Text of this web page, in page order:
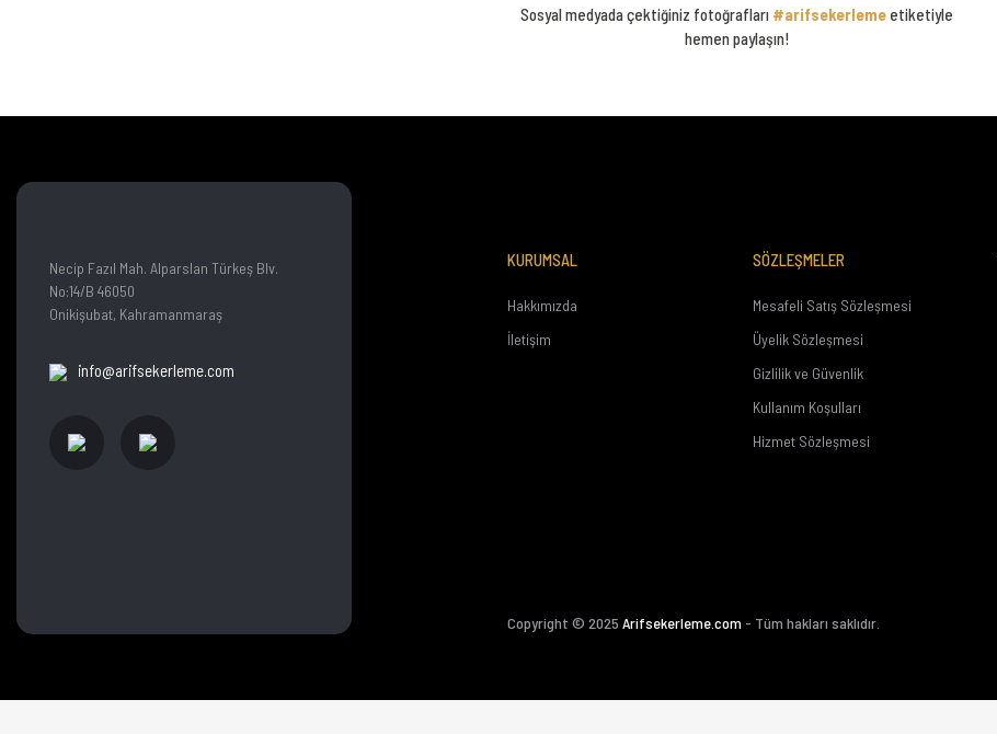
Sosyal medyada çektiğiniz fotoğrafları #arifsekerlemeetiketiyle
hemen paylaşın!
Necip Fazıl Mah. Alparslan Türkeş Blv.
No:14/B 46050
Onikişubat, Kahramanmaraş
info@arifsekerleme.com
KURUMSAL
Hakkımızda
İletişim
SÖZLEŞMELER
Mesafeli Satış Sözleşmesi
Üyelik Sözleşmesi
Gizlilik ve Güvenlik
Kullanım Koşulları
Hizmet Sözleşmesi
Copyright © 2025 Arifsekerleme.com - Tüm hakları saklıdır.